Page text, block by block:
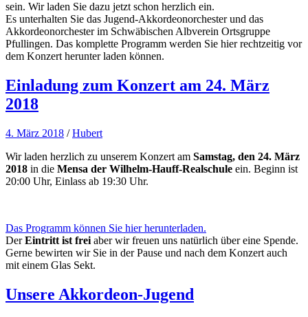
sein. Wir laden Sie dazu jetzt schon herzlich ein.
Es unterhalten Sie das Jugend-Akkordeonorchester und das
Akkordeonorchester im Schwäbischen Albverein Ortsgruppe
Pfullingen. Das komplette Programm werden Sie hier rechtzeitig vor
dem Konzert herunter laden können.
Einladung zum Konzert am 24. März
2018
4. März 2018 /Hubert
Wir laden herzlich zu unserem Konzert am Samstag, den 24. März
2018 in die Mensa der Wilhelm-Hauff-Realschule ein. Beginn ist
20:00 Uhr, Einlass ab 19:30 Uhr.
Das Programm können Sie hier herunterladen.
DerEintritt ist frei aber wir freuen uns natürlich über eine Spende.
Gerne bewirten wir Sie in der Pause und nach dem Konzert auch
mit einem Glas Sekt.
Unsere Akkordeon-Jugend